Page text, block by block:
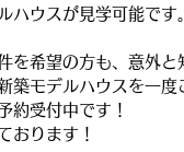
ハウスが見学可能です
を希望の方も、意外
築モデルハウスを一度
約受付中です！
おります！